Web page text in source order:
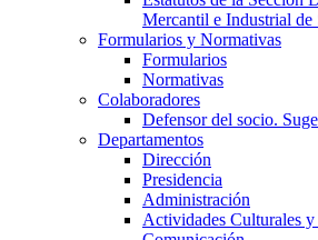
Mercantil e Industrial de
Formularios y Normativas
Formularios
Normativas
Colaboradores
Defensor del socio.
Departamentos
Dirección
Presidencia
Administración
Actividades Culturales y